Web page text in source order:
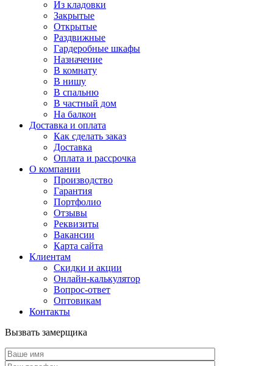
Из кладовки
Закрытые
Открытые
Раздвижные
Гардеробные шкафы
Назначение
В комнату
В нишу
В спальню
В частный дом
На балкон
Доставка и оплата
Как сделать заказ
Доставка
Оплата и рассрочка
О компании
Производство
Гарантия
Портфолио
Отзывы
Реквизиты
Вакансии
Карта сайта
Клиентам
Скидки и акции
Онлайн-калькулятор
Вопрос-ответ
Оптовикам
Контакты
Вызвать замерщика